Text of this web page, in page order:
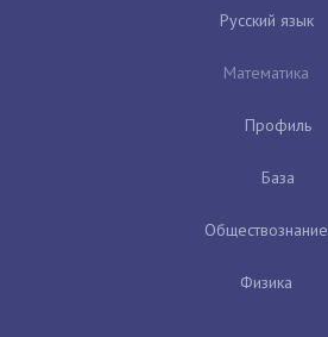
Русский язык
Математика
Профиль
База
Обществознание
Физика